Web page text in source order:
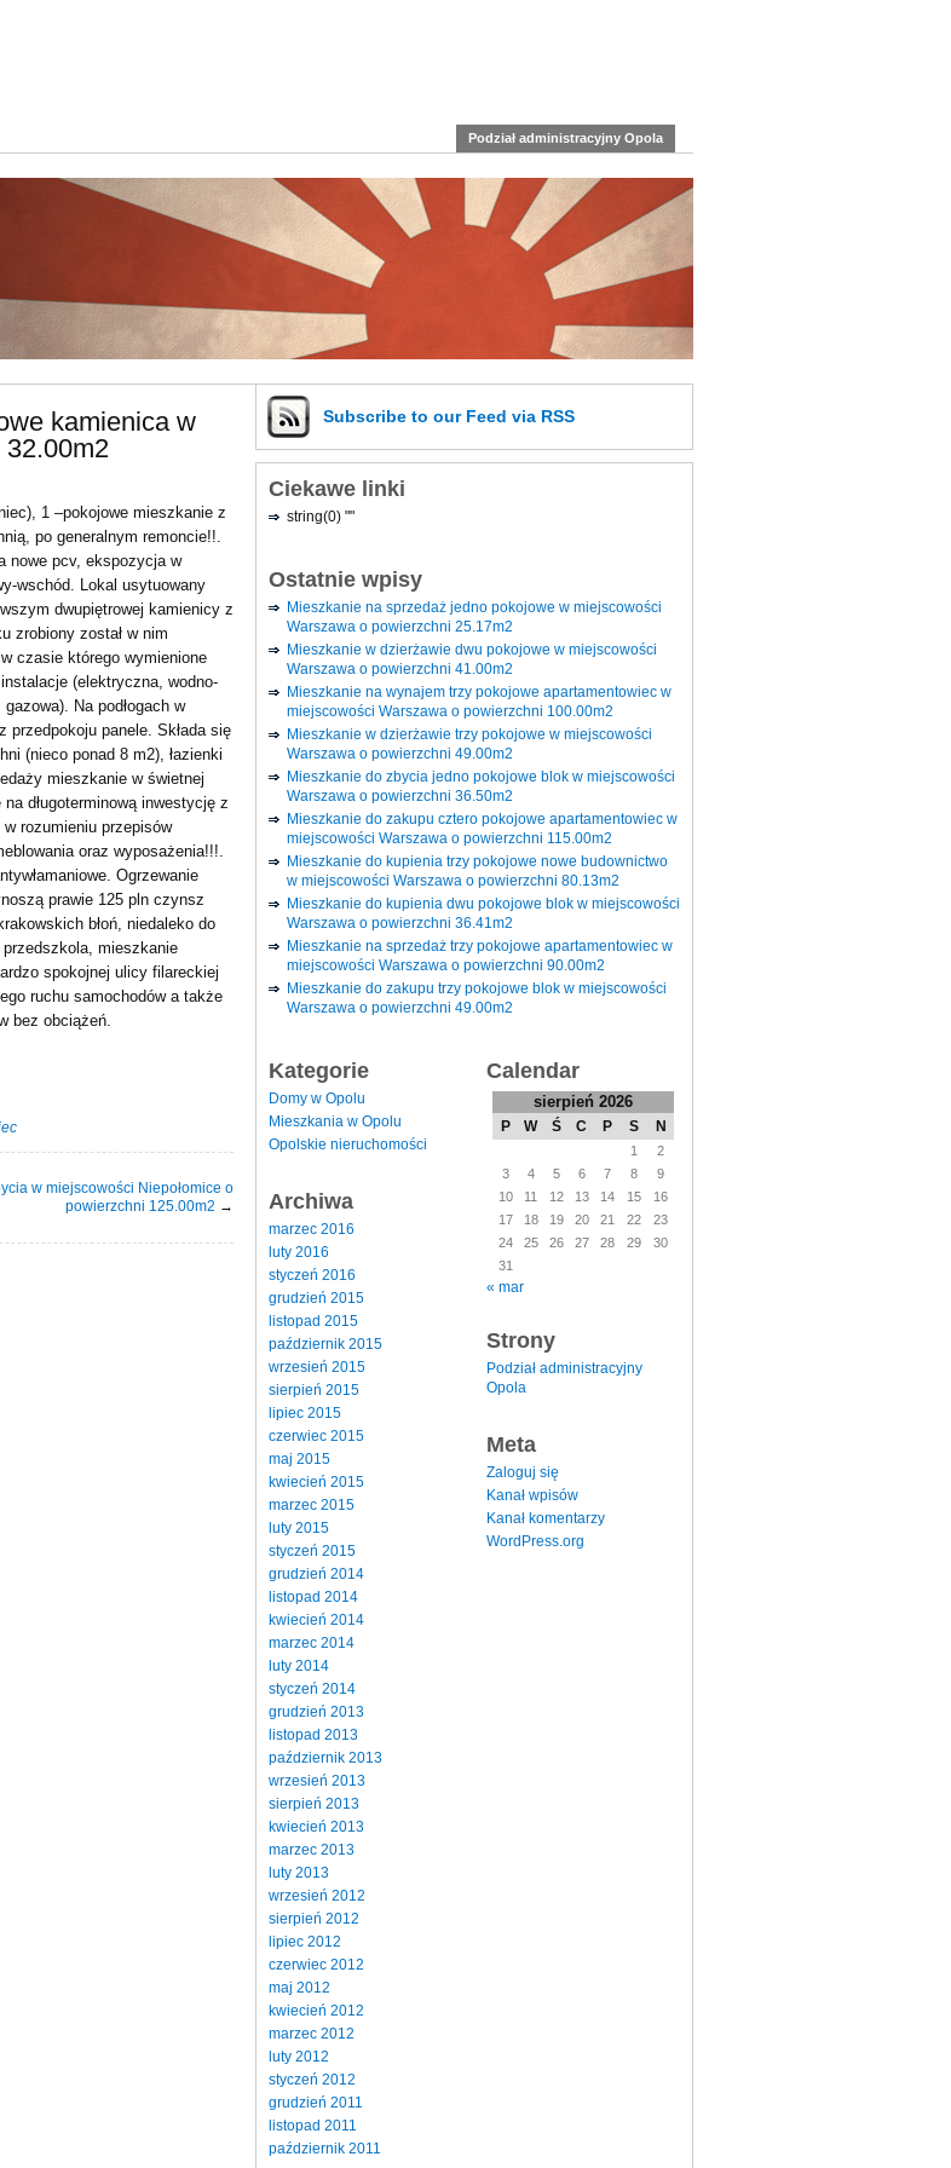
Podział administracyjny Opola
kamienica w
1 –pokojowe mieszkanie z
po generalnym remoncie!!.
nowe pcv, ekspozycja w
wschód. Lokal usytuowany
dwupiętrowej kamienicy z
zrobiony został w nim
czasie którego wymienione
(elektryczna, wodno-
Na podłogach w
przedpokoju panele. Składa się
(nieco ponad 8 m2), łazienki
mieszkanie w świetnej
długoterminową inwestycję z
rozumieniu przepisów
oraz wyposażenia!!!.
Ogrzewanie
prawie 125 pln czynsz
błoń, niedaleko do
przedszkola, mieszkanie
spokojnej ulicy filareckiej
ruchu samochodów a także
bez obciążeń.
w miejscowości Niepołomice o
powierzchni 125.00m2 →
Subscribe to our Feed via RSS
Ciekawe linki
string(0) ""
Ostatnie wpisy
Mieszkanie na sprzedaż jedno pokojowe w miejscowości
Warszawa o powierzchni 25.17m2
Mieszkanie w dzierżawie dwu pokojowe w miejscowości
Warszawa o powierzchni 41.00m2
Mieszkanie na wynajem trzy pokojowe apartamentowiec w
miejscowości Warszawa o powierzchni 100.00m2
Mieszkanie w dzierżawie trzy pokojowe w miejscowości
Warszawa o powierzchni 49.00m2
Mieszkanie do zbycia jedno pokojowe blok w miejscowości
Warszawa o powierzchni 36.50m2
Mieszkanie do zakupu cztero pokojowe apartamentowiec w
miejscowości Warszawa o powierzchni 115.00m2
Mieszkanie do kupienia trzy pokojowe nowe budownictwo
w miejscowości Warszawa o powierzchni 80.13m2
Mieszkanie do kupienia dwu pokojowe blok w miejscowości
Warszawa o powierzchni 36.41m2
Mieszkanie na sprzedaż trzy pokojowe apartamentowiec w
miejscowości Warszawa o powierzchni 90.00m2
Mieszkanie do zakupu trzy pokojowe blok w miejscowości
Warszawa o powierzchni 49.00m2
Kategorie
Domy w Opolu
Mieszkania w Opolu
Opolskie nieruchomości
Archiwa
marzec 2016
luty 2016
styczeń 2016
grudzień 2015
listopad 2015
październik 2015
wrzesień 2015
sierpień 2015
lipiec 2015
czerwiec 2015
maj 2015
kwiecień 2015
marzec 2015
luty 2015
styczeń 2015
grudzień 2014
listopad 2014
kwiecień 2014
marzec 2014
luty 2014
styczeń 2014
grudzień 2013
listopad 2013
październik 2013
wrzesień 2013
sierpień 2013
kwiecień 2013
marzec 2013
luty 2013
wrzesień 2012
sierpień 2012
lipiec 2012
czerwiec 2012
maj 2012
kwiecień 2012
marzec 2012
luty 2012
styczeń 2012
grudzień 2011
listopad 2011
październik 2011
Calendar
sierpień 2026
P W Ś C P S N
1
2
3
4 5 6 7 8
9
10
11 12 13 14 15
16
17
18 19 20 21 22
23
24
25 26 27 28 29
30
31
« mar
Strony
Podział administracyjny
Opola
Meta
Zaloguj się
Kanał wpisów
Kanał komentarzy
WordPress.org